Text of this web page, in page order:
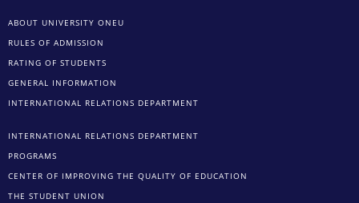
ABOUT UNIVERSITY ONEU
RULES OF ADMISSION
RATING OF STUDENTS
GENERAL INFORMATION
INTERNATIONAL RELATIONS DEPARTMENT
INTERNATIONAL RELATIONS DEPARTMENT
PROGRAMS
CENTER OF IMPROVING THE QUALITY OF EDUCATION
THE STUDENT UNION